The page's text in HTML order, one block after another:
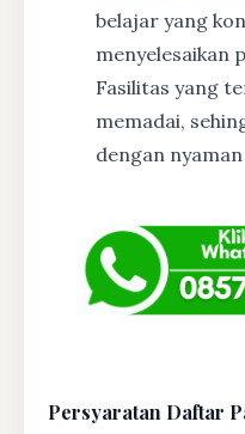
belajar yang
menyelesaikan
Fasilitas yang
memadai,
dengan
Persyaratan Daftar